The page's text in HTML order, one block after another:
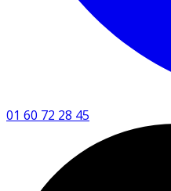
01 60 72 28 45